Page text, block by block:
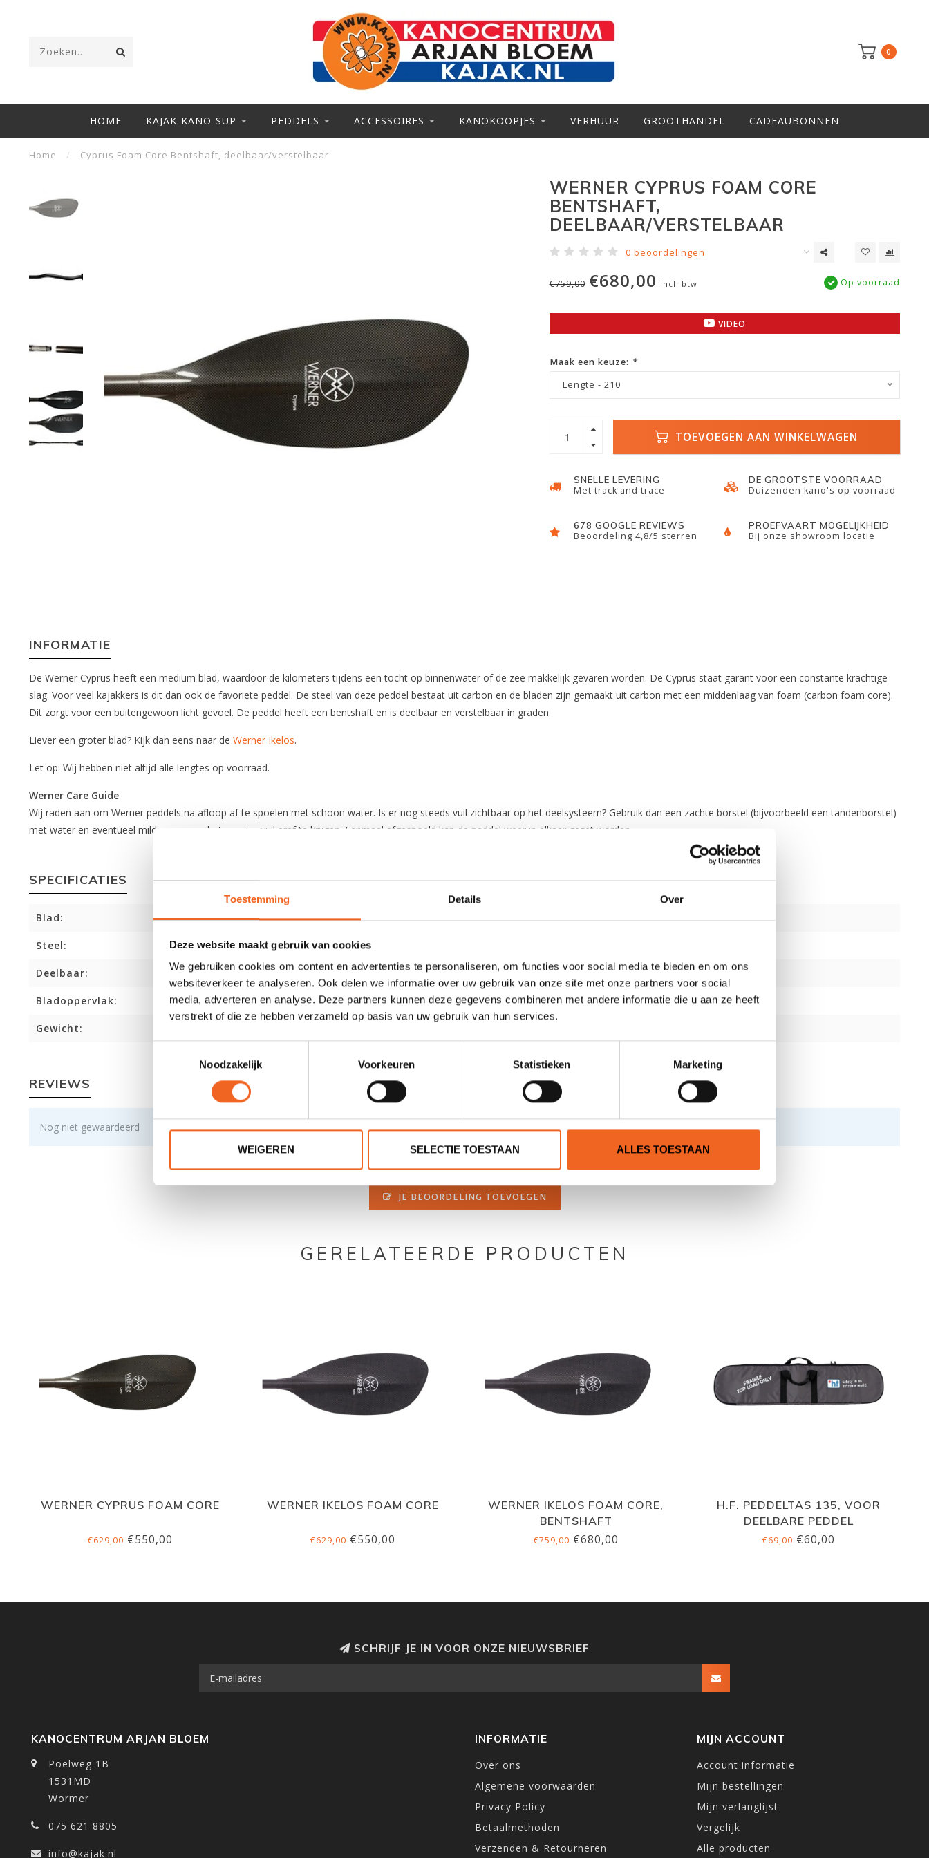
Toestemming Details Over
Deze website maakt gebruik van cookies
We gebruiken cookies om content en advertenties te personaliseren, om functies voor social media te bieden en om ons
websiteverkeer te analyseren. Ook delen we informatie over uw gebruik van onze site met onze partners voor social
media, adverteren en analyse. Deze partners kunnen deze gegevens combineren met andere informatie die u aan ze heeft
verstrekt of die ze hebben verzameld op basis van uw gebruik van hun services.
Noodzakelijk
Voorkeuren Statistieken Marketing
WEIGEREN SELECTIE TOESTAAN ALLES TOESTAAN
0
HOME KAJAK-KANO-SUP PEDDELS ACCESSOIRES KANOKOOPJES VERHUUR GROOTHANDEL CADEAUBONNEN
Home / Cyprus Foam Core Bentshaft, deelbaar/verstelbaar
WERNER CYPRUS FOAM CORE
BENTSHAFT,
DEELBAAR/VERSTELBAAR
0 beoordelingen
€759,00 €680,00 Incl. btw Op voorraad
VIDEO
Maak een keuze: *
Lengte - 210
TOEVOEGEN AAN WINKELWAGEN
SNELLE LEVERING
Met track and trace
DE GROOTSTE VOORRAAD
Duizenden kano's op voorraad
678 GOOGLE REVIEWS
Beoordeling 4,8/5 sterren
PROEFVAART MOGELIJKHEID
Bij onze showroom locatie
INFORMATIE
De Werner Cyprus heeft een medium blad, waardoor de kilometers tijdens een tocht op binnenwater of de zee makkelijk gevaren worden. De Cyprus staat garant voor een constante krachtige
slag. Voor veel kajakkers is dit dan ook de favoriete peddel. De steel van deze peddel bestaat uit carbon en de bladen zijn gemaakt uit carbon met een middenlaag van foam (carbon foam core).
Dit zorgt voor een buitengewoon licht gevoel. De peddel heeft een bentshaft en is deelbaar en verstelbaar in graden.
Liever een groter blad? Kijk dan eens naar de Werner Ikelos.
Let op: Wij hebben niet altijd alle lengtes op voorraad.
Werner Care Guide
Wij raden aan om Werner peddels na afloop af te spoelen met schoon water. Is er nog steeds vuil zichtbaar op het deelsysteem? Gebruik dan een zachte borstel (bijvoorbeeld een tandenborstel)
met water en eventueel milde zeep om het overige vuil eraf te krijgen. Eenmaal afgespoeld kan de peddel weer in elkaar gezet worden.
SPECIFICATIES
Blad: Carbon foam core
Steel:
Deelbaar: Ja + 360º graden verstelbaar
Bladoppervlak: 610 cm2
Gewicht:
REVIEWS
Nog niet gewaardeerd
JE BEOORDELING TOEVOEGEN
GERELATEERDE PRODUCTEN
WERNER CYPRUS FOAM CORE
€629,00€550,00
WERNER IKELOS FOAM CORE
€629,00€550,00
WERNER IKELOS FOAM CORE,
BENTSHAFT
€759,00€680,00
H.F. PEDDELTAS 135, VOOR
DEELBARE PEDDEL
€69,00€60,00
SCHRIJF JE IN VOOR ONZE NIEUWSBRIEF
KANOCENTRUM ARJAN BLOEM
Poelweg 1B
1531MD
Wormer
075 621 8805
info@kajak.nl
INFORMATIE
Over ons
Algemene voorwaarden
Privacy Policy
Betaalmethoden
Verzenden & Retourneren
MIJN ACCOUNT
Account informatie
Mijn bestellingen
Mijn verlanglijst
Vergelijk
Alle producten